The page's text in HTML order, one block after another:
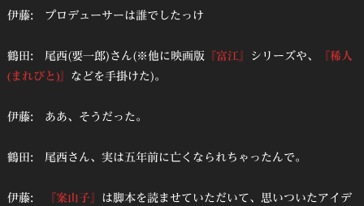
伊藤: プロデューサーは誰でしたっけ
鶴田: 尾西(要一郎)さん(※他に映画版『富江』 シリーズや、
『稀人
(まれびと)』 などを手掛けた)。
伊藤: ああ、そうだった。
鶴田: 尾西さん、実は五年前に亡くなられちゃったんで。
伊藤: 『案山子』 は脚本を読ませていただいて、思いついたアイデ